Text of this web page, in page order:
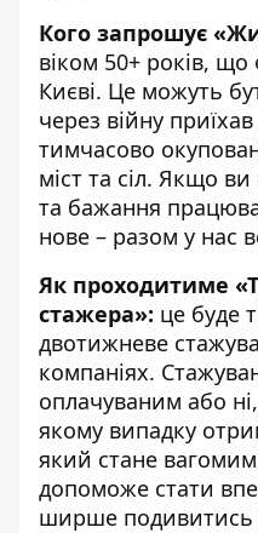
Кого запрошує
віком 50+ років,
Києві. Це можуть
через війну
тимчасово
міст та сіл. Якщо ви
та бажання
нове – разом у нас
Як проходитиме
стажера»: це буде
двотижневе
компаніях.
оплачуваним або
якому випадку
який стане
допоможе стати
ширше подивитись